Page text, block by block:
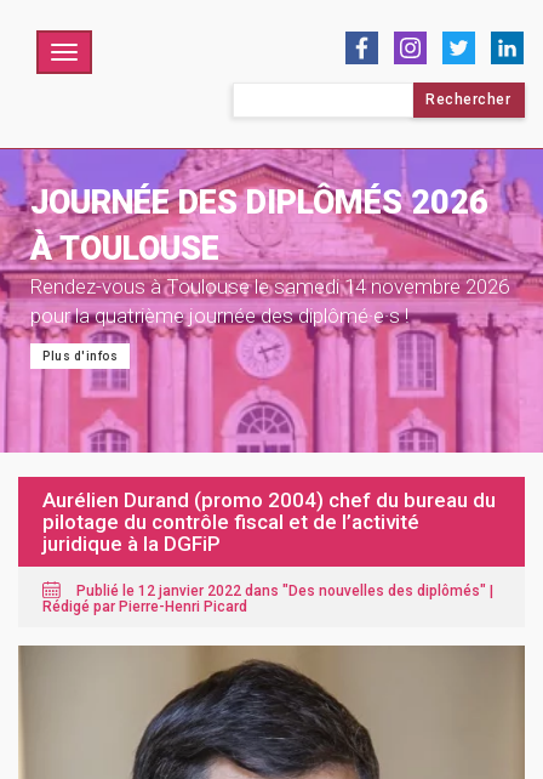
Menu
JOURNÉE DES DIPLÔMÉS 2026
À TOULOUSE
Rendez-vous à Toulouse le samedi 14 novembre 2026
pour la quatrième journée des diplômé·e·s !
Plus d'infos
Aurélien Durand (promo 2004) chef du bureau du
pilotage du contrôle fiscal et de l’activité
juridique à la DGFiP
Publié le 12 janvier 2022 dans "Des nouvelles des diplômés" |
Rédigé par Pierre-Henri Picard